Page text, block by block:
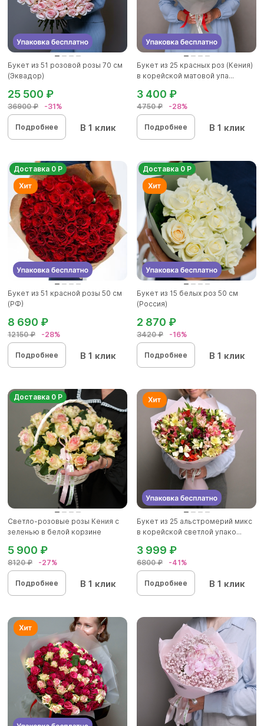
Букет из 51 розовой розы 70 см
(Эквадор)
36900 ₽ -31%
25 500 ₽
Подробнее В 1 клик
Букет из 25 красных роз (Кения)
в корейской матовой упа...
4750 ₽ -28%
3 400 ₽
Подробнее В 1 клик
Доставка 0 Р
Букет из 51 красной розы 50 см
(РФ)
12150 ₽ -28%
8 690 ₽
Подробнее В 1 клик
Доставка 0 Р
Букет из 15 белых роз 50 см
(Россия)
3420 ₽ -16%
2 870 ₽
Подробнее В 1 клик
Доставка 0 Р
Светло-розовые розы Кения с
зеленью в белой корзине
8120 ₽ -27%
5 900 ₽
Подробнее В 1 клик
Букет из 25 альстромерий микс
в корейской светлой упако...
6800 ₽ -41%
3 999 ₽
Подробнее В 1 клик